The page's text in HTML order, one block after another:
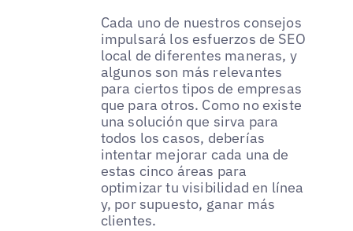
Cada uno de nuestros consejos
impulsará los esfuerzos de SEO
local de diferentes maneras, y
algunos son más relevantes
para ciertos tipos de empresas
que para otros. Como no existe
una solución que sirva para
todos los casos, deberías
intentar mejorar cada una de
estas cinco áreas para
optimizar tu visibilidad en línea
y, por supuesto, ganar más
clientes.